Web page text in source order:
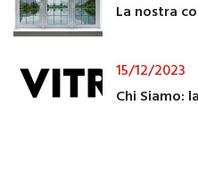
La nostra
15/12/2023
Chi Siamo: